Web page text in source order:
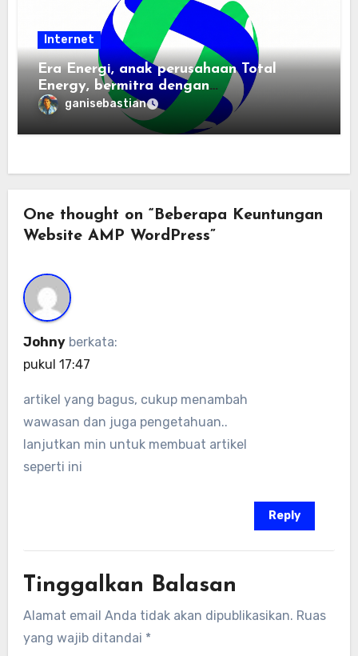
Internet
Era Energi, anak perusahaan Total
Energy, bermitra dengan
Zhuochuangtong untuk mempercepat
transisi energi Indonesia — raksasa
energi global bergabung dengan tim
terbarukan dan infrastruktur listrik
ganisebastian
One thought on “Beberapa Keuntungan
Website AMP WordPress”
Johny berkata:
pukul 17:47
artikel yang bagus, cukup menambah
wawasan dan juga pengetahuan..
lanjutkan min untuk membuat artikel
seperti ini
Reply
Tinggalkan Balasan
Alamat email Anda tidak akan dipublikasikan. Ruas
yang wajib ditandai *